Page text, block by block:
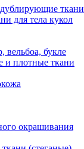
ткани
для тела кукол
вельбоа, букле
и плотные ткани
окрашивания